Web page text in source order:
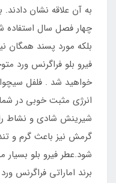
به آن علاقه نشان
چهار فصل سال استفاده
بلکه مورد پسند همگان
فیرو بلو فراگرنس ورد
خواهید شد . فلفل
انرژی مثبت خوبی در
شیرینش شادی و نشاط
گرمش نیز باعث گرم و
شود.عطر فیرو بلو
برند اماراتی فراگرنس